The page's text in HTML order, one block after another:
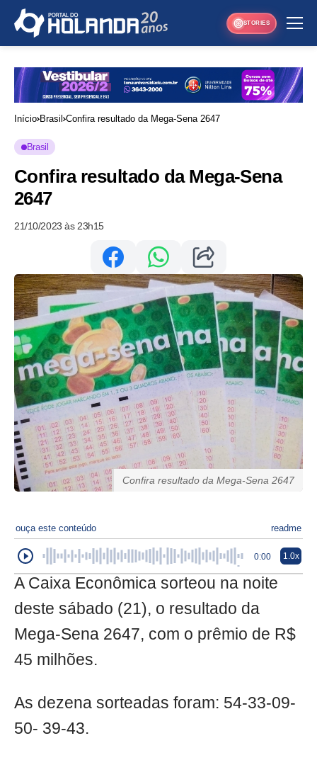
STORIES
Início Brasil Confira resultado da Mega-Sena 2647
Brasil
Confira resultado da Mega-Sena
2647
21/10/2023 às 23h15
Confira resultado da Mega-Sena 2647
ouça este conteúdo readme
0:00 1.0x
A Caixa Econômica sorteou na noite
deste sábado (21), o resultado da
Mega-Sena 2647, com o prêmio de R$
45 milhões.
As dezena sorteadas foram: 54-33-09-
50- 39-43.